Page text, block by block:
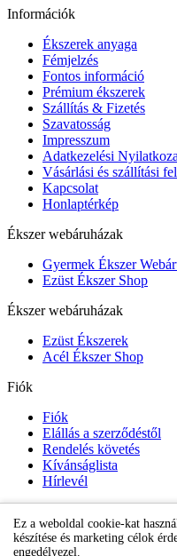
Információk
Ékszerek anyaga
Fémjelzés
Fontos információ
Prémium ékszerek
Szállítás & Fizetés
Szavatosság
Impresszum
Adatkezelési
Vásárlási és szállítási
Kapcsolat
Honlaptérkép
Ékszer webáruházak
Gyermek Ékszer
Ezüst Ékszer Shop
Ékszer webáruházak
Ezüst Ékszerek
Acél Ékszer Shop
Fiók
Fiók
Elállás a szerződéstől
Rendelés követés
Kívánságlista
Hírlevél
Gyermek Ékszer Shop
Ez a weboldal cookie-kat
készítése és marketing célok
engedélyezel.